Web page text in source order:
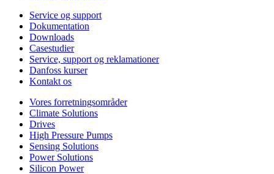
Service og support
Dokumentation
Downloads
Casestudier
Service, support og reklamationer
Danfoss kurser
Kontakt os
Vores forretningsområder
Climate Solutions
Drives
High Pressure Pumps
Sensing Solutions
Power Solutions
Silicon Power